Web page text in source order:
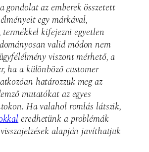
gondolat az emberek összetett
egy márkával,
termékkel kifejezni egyetlen
valid módon nem
viszont mérhető, a
ha a különböző customer
határozzuk meg az
mutatókat az egyes
Ha valahol romlás látszik,
eredhetünk a problémák
alapján javíthatjuk